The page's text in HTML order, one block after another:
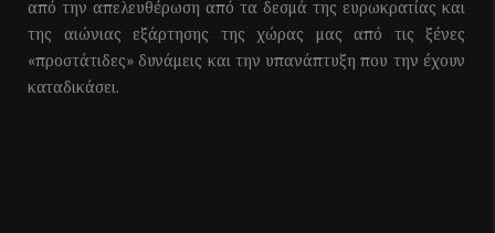
από την απελευθέρωση από τα δεσμά της ευρωκρατίας και
της αιώνιας εξάρτησης της χώρας μας από τις ξένες
«προστάτιδες» δυνάμεις και την υπανάπτυξη που την έχουν
καταδικάσει.